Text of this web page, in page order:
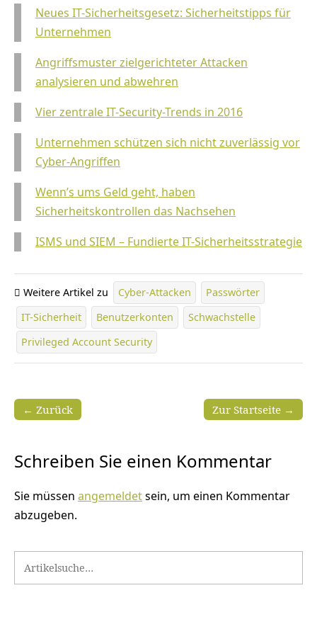
Neues IT-Sicherheitsgesetz: Sicherheitstipps für
Unternehmen
Angriffsmuster zielgerichteter Attacken
analysieren und abwehren
Vier zentrale IT-Security-Trends in 2016
Unternehmen schützen sich nicht zuverlässig vor
Cyber-Angriffen
Wenn’s ums Geld geht, haben
Sicherheitskontrollen das Nachsehen
ISMS und SIEM – Fundierte IT-Sicherheitsstrategie
Weitere Artikel zu Cyber-Attacken
Passwörter
IT-Sicherheit
Benutzerkonten
Schwachstelle
Privileged Account Security
Zur Startseite →
← Zurück
Schreiben Sie einen Kommentar
Sie müssen angemeldetsein, um einen Kommentar
abzugeben.